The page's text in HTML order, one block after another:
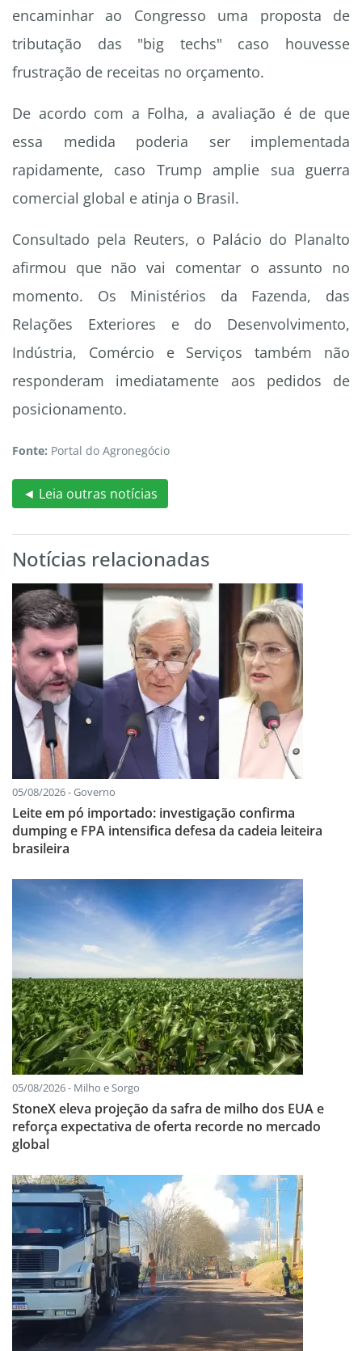
encaminhar ao Congresso uma proposta de
tributação das "big techs" caso houvesse
frustração de receitas no orçamento.
De acordo com a Folha, a avaliação é de que
essa medida poderia ser implementada
rapidamente, caso Trump amplie sua guerra
comercial global e atinja o Brasil.
Consultado pela Reuters, o Palácio do Planalto
afirmou que não vai comentar o assunto no
momento. Os Ministérios da Fazenda, das
Relações Exteriores e do Desenvolvimento,
Indústria, Comércio e Serviços também não
responderam imediatamente aos pedidos de
posicionamento.
Fonte: Portal do Agronegócio
◄ Leia outras notícias
Notícias relacionadas
05/08/2026 - Governo
Leite em pó importado: investigação confirma
dumping e FPA intensifica defesa da cadeia leiteira
brasileira
05/08/2026 - Milho e Sorgo
StoneX eleva projeção da safra de milho dos EUA e
reforça expectativa de oferta recorde no mercado
global